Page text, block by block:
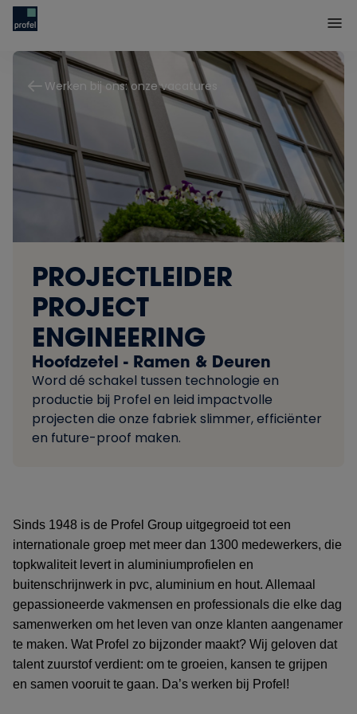
Werken bij ons: onze vacatures
PROJECTLEIDER
PROJECT
ENGINEERING
Hoofdzetel - Ramen & Deuren
Word dé schakel tussen technologie en
productie bij Profel en leid impactvolle
projecten die onze fabriek slimmer, efficiënter
en future-proof maken.
Sinds 1948 is de Profel Group uitgegroeid tot een
internationale groep met meer dan 1300 medewerkers, die
topkwaliteit levert in aluminiumprofielen en
buitenschrijnwerk in pvc, aluminium en hout. Allemaal
gepassioneerde vakmensen en professionals die elke dag
samenwerken om het leven van onze klanten aangenamer
te maken. Wat Profel zo bijzonder maakt? Wij geloven dat
talent zuurstof verdient: om te groeien, kansen te grijpen
en samen vooruit te gaan. Da’s werken bij Profel!